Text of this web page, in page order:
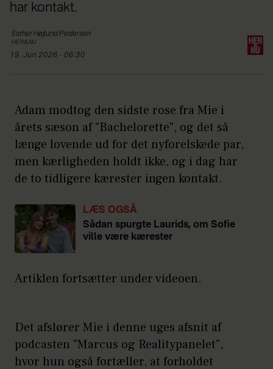
har kontakt.
Esther HøjlundPedersen
HER&NU
19. Jun 2026 - 06:30
Adam modtog den sidste rose fra Mie i
årets sæson af "Bachelorette", og det så
længe lovende ud for det nyforelskede par,
men kærligheden holdt ikke, og i dag har
de to tidligere kærester ingen kontakt.
LÆS OGSÅ
Sådan spurgte Laurids, om Sofie
ville være kærester
Artiklen fortsætter under videoen.
Det afslører Mie i denne uges afsnit af
podcasten "Marcus og Realitypanelet",
hvor hun også fortæller, at forholdet